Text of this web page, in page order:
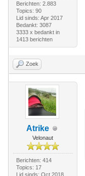
Berichten: 2.883
Topics: 90
Lid sinds: Apr 2017
Bedankt: 3087
3333 x bedankt in
1413 berichten
Zoek
Atrike
Velonaut
Berichten: 414
Topics: 17
Lid sinds: Oct 2018